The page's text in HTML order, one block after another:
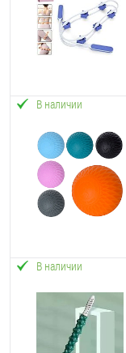
В наличии
В наличии